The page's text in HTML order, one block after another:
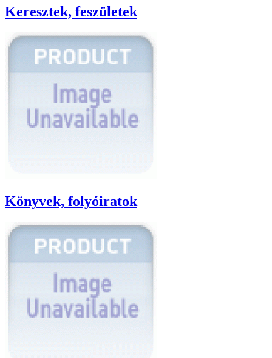
Keresztek, feszületek
Könyvek, folyóiratok